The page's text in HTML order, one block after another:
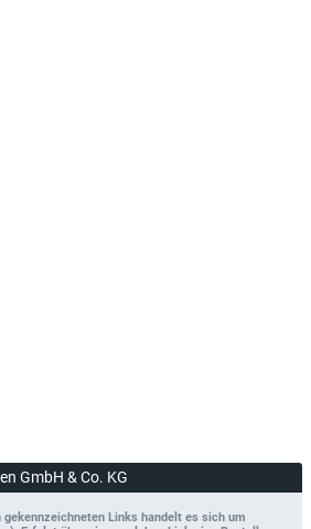
GmbH & Co. KG
Links handelt es sich um